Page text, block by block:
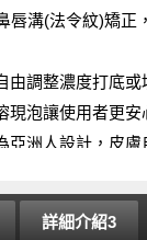
唇溝(法令紋)矯正
由調整濃度打底或
現泡讓使用者更安
亞洲人設計，皮膚
證醫師專業評估、
詳細介紹3